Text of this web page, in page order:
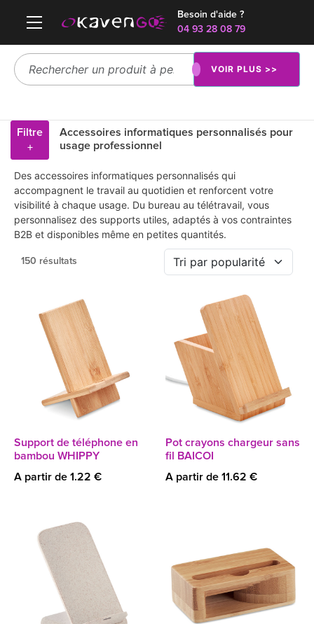
Besoin d'aide ?
04 93 28 08 79
VOIR PLUS >>
Filtre
+
Accessoires informatiques personnalisés pour
usage professionnel
Des accessoires informatiques personnalisés qui
accompagnent le travail au quotidien et renforcent votre
visibilité à chaque usage. Du bureau au télétravail, vous
personnalisez des supports utiles, adaptés à vos contraintes
B2B et disponibles même en petites quantités.
150 résultats
Support de téléphone en
bambou WHIPPY
A partir de 1.22 €
Pot crayons chargeur sans
fil BAICOI
A partir de 11.62 €